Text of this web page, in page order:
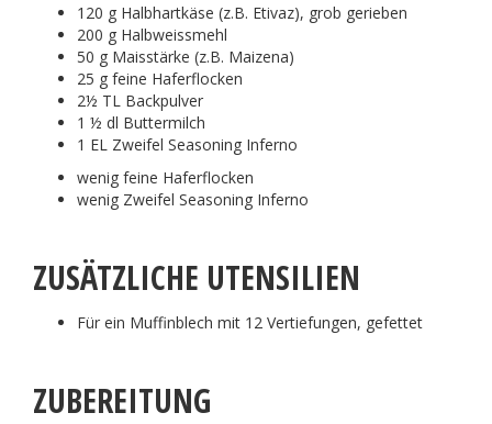
120 g Halbhartkäse (z.B. Etivaz), grob gerieben
200 g Halbweissmehl
50 g Maisstärke (z.B. Maizena)
25 g feine Haferflocken
2½ TL Backpulver
1 ½ dl Buttermilch
1 EL Zweifel Seasoning Inferno
wenig feine Haferflocken
wenig Zweifel Seasoning Inferno
ZUSÄTZLICHE UTENSILIEN
Für ein Muffinblech mit 12 Vertiefungen, gefettet
ZUBEREITUNG